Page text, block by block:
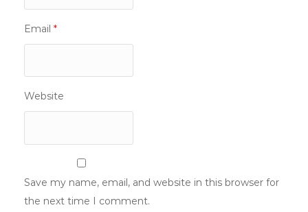
Email *
Website
Save my name, email, and website in this browser for
the next time I comment.